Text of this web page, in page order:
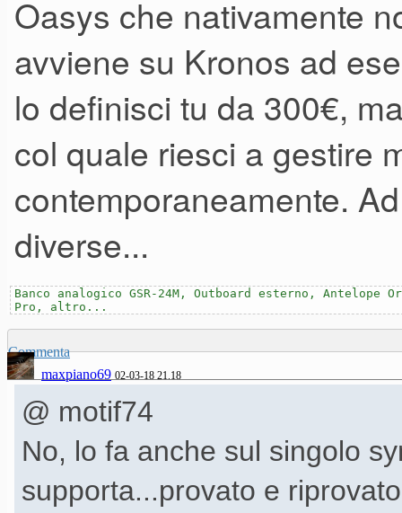
Oasys che nativamente
avviene su Kronos ad
lo definisci tu da 300€,
col quale riesci a gestire
contemporaneamente.
diverse...
Banco analogico GSR-24M, Outboard esterno, Antelope
Pro, altro...
Commenta
maxpiano69 02-03-18 21.18
@ motif74
No, lo fa anche sul singolo
supporta...provato e